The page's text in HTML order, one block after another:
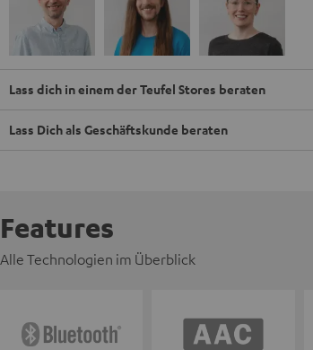
Lass dich in einem der Teufel Stores beraten
Lass Dich als Geschäftskunde beraten
Features
Alle Technologien im Überblick